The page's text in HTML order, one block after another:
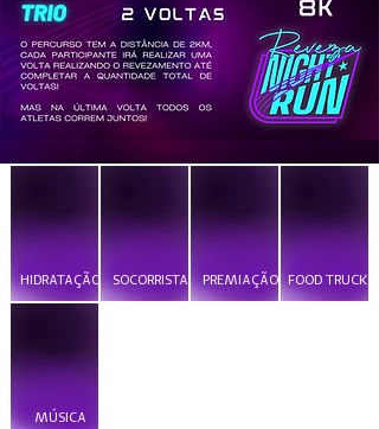
HIDRATAÇÃO
MÚSICA
SOCORRISTA PREMIAÇÃO FOOD TRUCKS